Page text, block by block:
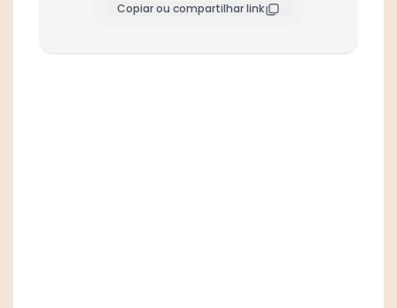
Copiar ou compartilhar link